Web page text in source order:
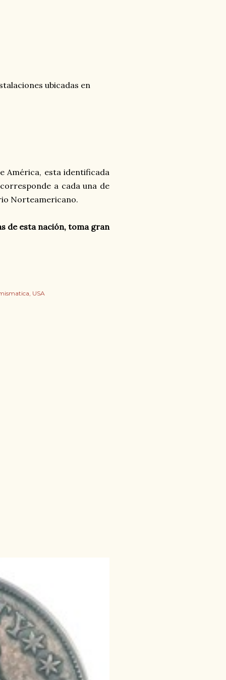
ubicadas en
América, esta identificada
a cada una de
Norteamericano.
de esta nación, toma gran
USA